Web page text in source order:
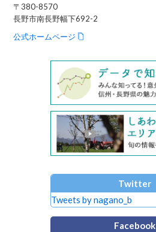
〒380-8570
長野市南長野幅下692-2
公式ホームページ
Twitter
Tweets by nagano_b
Facebook